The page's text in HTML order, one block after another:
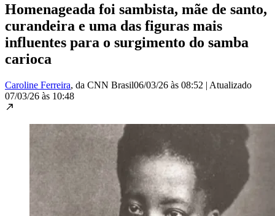
Homenageada foi sambista, mãe de santo,
curandeira e uma das figuras mais
influentes para o surgimento do samba
carioca
Caroline Ferreira, da CNN Brasil06/03/26 às 08:52 | Atualizado
07/03/26 às 10:48